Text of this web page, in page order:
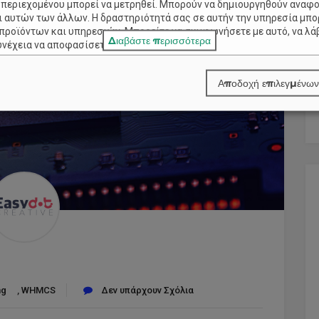
, WHMCS Δεν υπάρχουν Σχόλια
μπορεί να μετρηθεί. Μπορούν να δημιουργηθούν
αυτών των άλλων. Η δραστηριότητά σας σε αυτήν την υπηρεσία
και υπηρεσιών. Μπορείτε να συμφωνήσετε με αυτό, να
να αποφασίσετε.
κάνοντας κλικ στις
κάτω από
μόνο αυτόν τον ιστότοπο. Μπορείτε να αλλάξετε γνώμη ανά πάσα
τις επιλογές σας.
διαβάστε την
Πολιτική Απορρήτου
Ενδιαφέρον) 427
Διαβάστε περισσότερα
Αποδοχή επιλεγμένων